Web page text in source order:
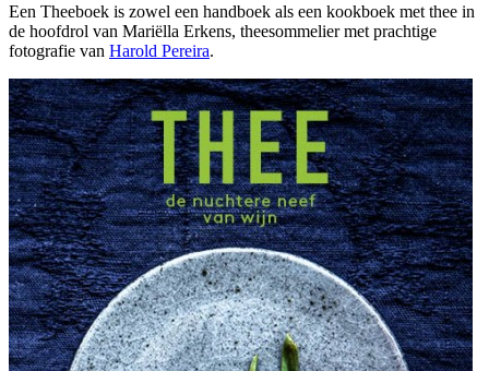
Een Theeboek is zowel een handboek als een kookboek met thee in
de hoofdrol van Mariëlla Erkens, theesommelier met prachtige
fotografie van Harold Pereira.